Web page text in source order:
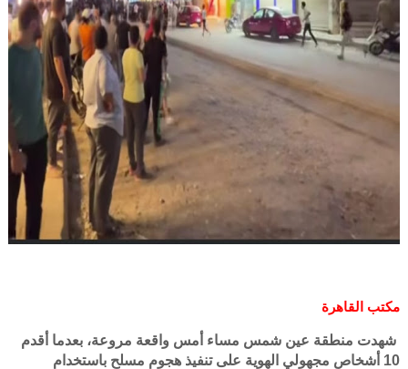
مكتب القاهرة
شهدت منطقة عين شمس مساء أمس واقعة مروعة، بعدما أقدم
10 أشخاص مجهولي الهوية على تنفيذ هجوم مسلح باستخدام